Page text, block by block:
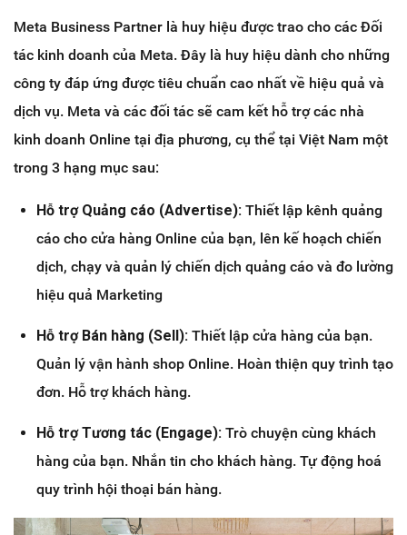
Meta Business Partner là huy hiệu được trao cho các Đối
tác kinh doanh của Meta. Đây là huy hiệu dành cho những
công ty đáp ứng được tiêu chuẩn cao nhất về hiệu quả và
dịch vụ. Meta và các đối tác sẽ cam kết hỗ trợ các nhà
kinh doanh Online tại địa phương, cụ thể tại Việt Nam một
trong 3 hạng mục sau:
Hỗ trợ Quảng cáo (Advertise): Thiết lập kênh quảng
cáo cho cửa hàng Online của bạn, lên kế hoạch chiến
dịch, chạy và quản lý chiến dịch quảng cáo và đo lường
hiệu quả Marketing
Hỗ trợ Bán hàng (Sell): Thiết lập cửa hàng của bạn.
Quản lý vận hành shop Online. Hoàn thiện quy trình tạo
đơn. Hỗ trợ khách hàng.
Hỗ trợ Tương tác (Engage): Trò chuyện cùng khách
hàng của bạn. Nhắn tin cho khách hàng. Tự động hoá
quy trình hội thoại bán hàng.